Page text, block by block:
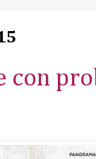
con